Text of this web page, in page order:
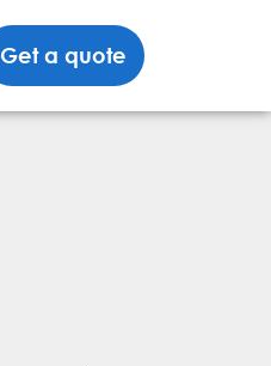
Get a quote